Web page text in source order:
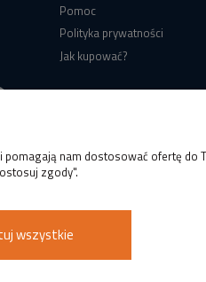
Pomoc
Polityka prywatności
Jak kupować?
nam dostosować ofertę
zgody".
wszystkie